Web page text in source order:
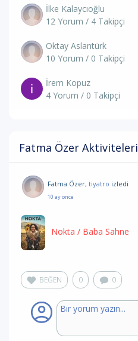
İlke Kalaycıoğlu
12 Yorum / 4 Takipçi
Oktay Aslantürk
10 Yorum / 0 Takipçi
İrem Kopuz
4 Yorum / 0 Takipçi
Fatma Özer Aktiviteleri
Fatma Özer, tiyatro izledi
10 ay önce
Nokta / Baba Sahne
BEĞEN 0 0